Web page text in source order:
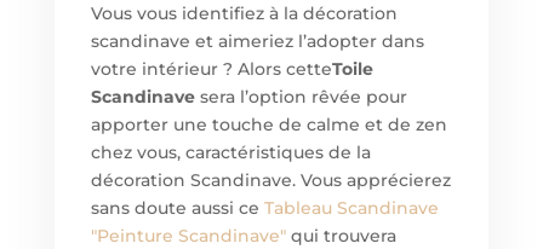
Vous vous identifiez à la décoration
scandinave et aimeriez l’adopter dans
votre intérieur ? Alors cetteToile
Scandinavesera l’option rêvée pour
apporter une touche de calme et de zen
chez vous, caractéristiques de la
décoration Scandinave. Vous apprécierez
sans doute aussi ce Tableau Scandinave
"Peinture Scandinave"qui trouvera